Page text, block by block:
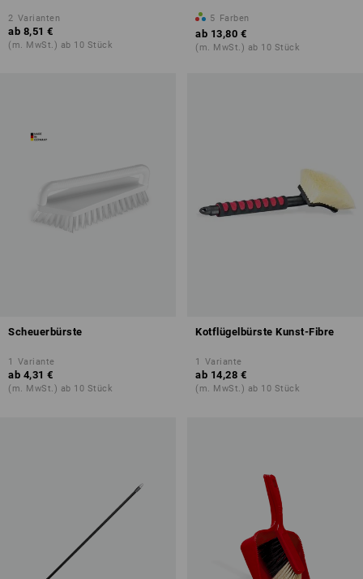
2 Varianten
ab 8,51 €
(m. MwSt.) ab 10 Stück
5 Farben
ab 13,80 €
(m. MwSt.) ab 10 Stück
Scheuerbürste
1 Variante
ab 4,31 €
(m. MwSt.) ab 10 Stück
Kotflügelbürste Kunst-Fibre
1 Variante
ab 14,28 €
(m. MwSt.) ab 10 Stück